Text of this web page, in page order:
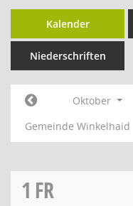
Kalender
Niederschriften
Oktober
Gemeinde Winkelhaid
1 FR